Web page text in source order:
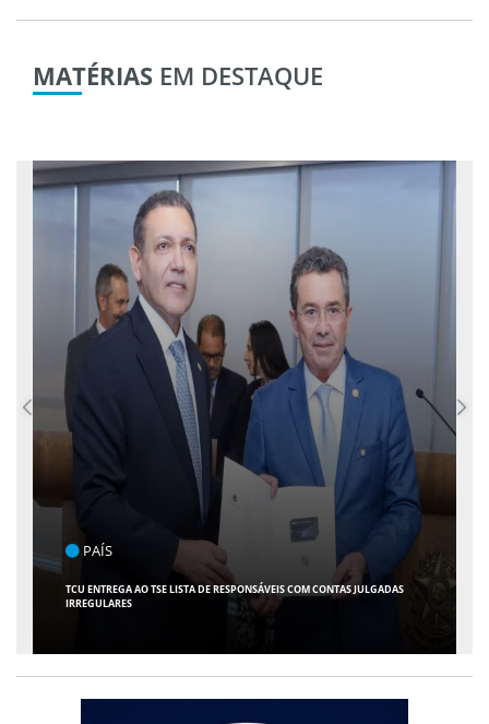
MATÉRIAS EM DESTAQUE
ENTRETENIMENTO
ARACAJU RECEBE ESPETÁCULO INFANTIL "SPIDEY E SEUS AMIGOS" COM
AVENTURA AO VIVO NO TEATRO ATHENEU